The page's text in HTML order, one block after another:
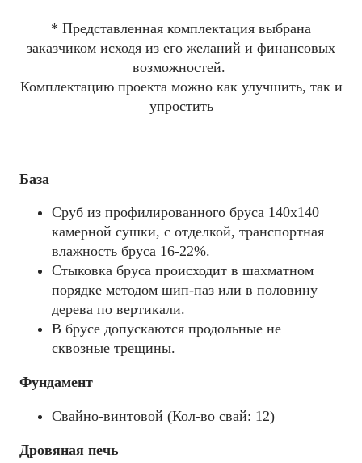
* Представленная комплектация выбрана
заказчиком исходя из его желаний и финансовых
возможностей.
Комплектацию проекта можно как улучшить, так и
упростить
База
Сруб из профилированного бруса 140x140
камерной сушки, с отделкой, транспортная
влажность бруса 16-22%.
Стыковка бруса происходит в шахматном
порядке методом шип-паз или в половину
дерева по вертикали.
В брусе допускаются продольные не
сквозные трещины.
Фундамент
Свайно-винтовой (Кол-во свай: 12)
Дровяная печь